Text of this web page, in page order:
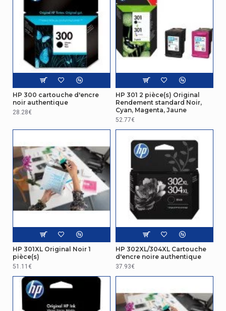
Cartouche
d'impression,
couleurs
Cyan
Code OEM 1VU26AE
Nombre de
cartons par
palette
84
Nombre de
palette
Conditions environnementales
Température
d'opération
15 - 30 °C
Température
Données logistiques
Poids de la
palette
Autres caractéristiques
HP 300 cartouche d'encre
noir authentique
28.28€
HP 301 2 pièce(s) Original
Rendement standard Noir,
Cyan, Magenta, Jaune
52.77€
HP 301XL Original Noir 1
pièce(s)
51.11€
HP 302XL/304XL Cartouche
d'encre noire authentique
37.93€